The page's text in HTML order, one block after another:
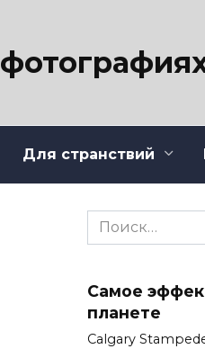
Для странствий
Search
for:
Самое
планете
Calgary